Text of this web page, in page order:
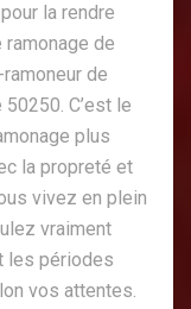
la rendre
de
de
C’est le
plus
la propreté et
vivez en plein
vraiment
les périodes
vos attentes.